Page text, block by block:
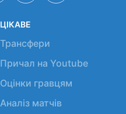
ЦІКАВЕ
Трансфери
Причал на Youtube
Оцінки гравцям
Аналіз матчів